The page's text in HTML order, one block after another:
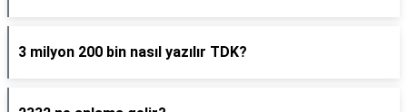
3 milyon 200 bin nasıl yazılır TDK?